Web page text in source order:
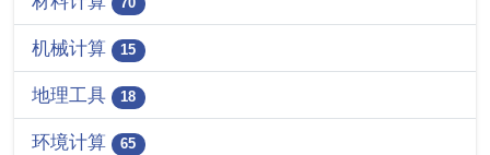
机械计算 15
地理工具 18
环境计算 65